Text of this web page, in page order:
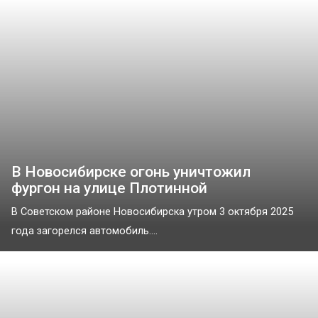
В Новосибирске огонь уничтожил
фургон на улице Плотинной
В Советском районе Новосибирска утром 3 октября 2025
года загорелся автомобиль....